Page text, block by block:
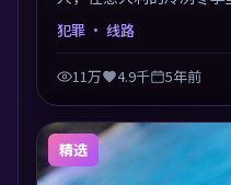
斯托弗·诺兰以犯罪类型
音绕梁。
犯罪 · 线路
11万 4.9千 5年前
精选